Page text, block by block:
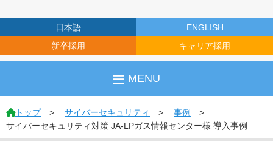
日本語
ENGLISH
新卒採用
キャリア採用
MENU
トップ サイバーセキュリティ
事例
サイバーセキュリティ対策 JA-LPガス情報センター様 導入事例